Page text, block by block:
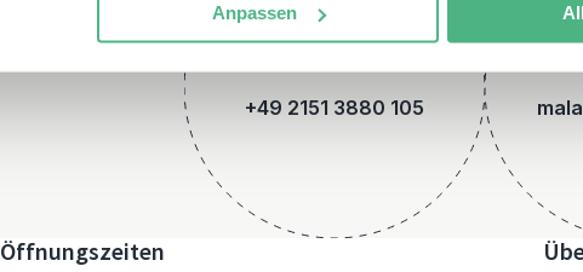
Anpassen
Telefon
+49 2151 3880 105
Öffnungszeiten